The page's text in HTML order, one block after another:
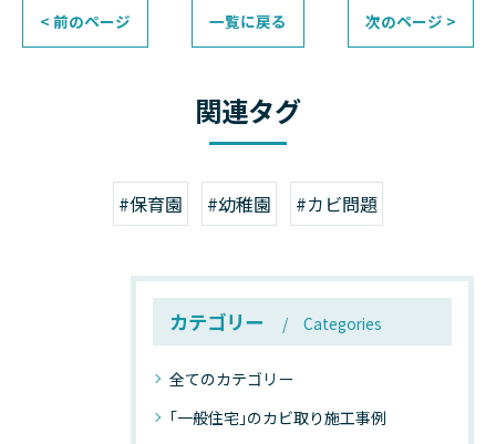
< 前のページ 一覧に戻る 次のページ >
関連タグ
#保育園 #幼稚園 #カビ問題
カテゴリー Categories
全てのカテゴリー
｢一般住宅｣のカビ取り施工事例